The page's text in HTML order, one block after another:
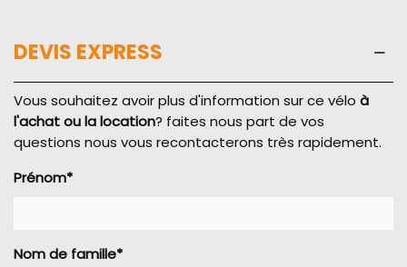
DEVIS EXPRESS
Vous souhaitez avoir plus d'information sur ce vélo à
l'achat ou la location? faites nous part de vos
questions nous vous recontacterons très rapidement.
Prénom*
Nom de famille*